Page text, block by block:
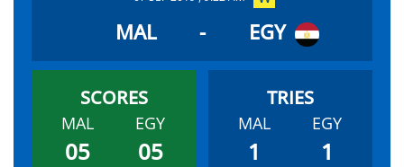
MAL - EGY
MAL EGY
05 05
MAL EGY
1 1